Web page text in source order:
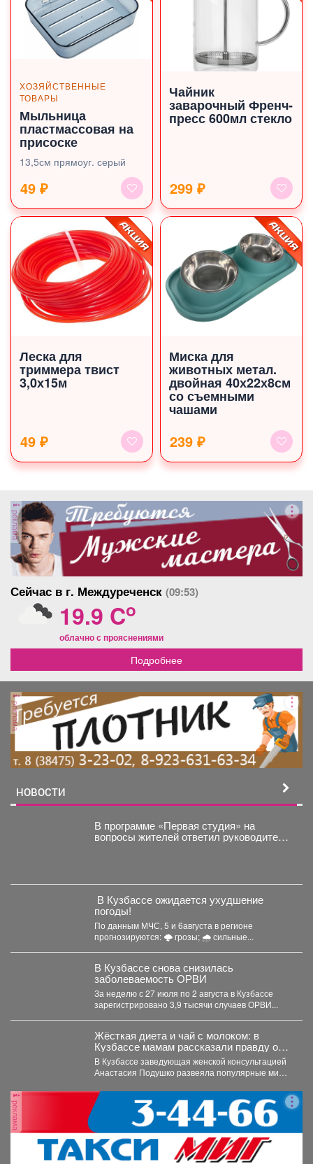
ХОЗЯЙСТВЕННЫЕ
ТОВАРЫ
Мыльница
пластмассовая на
присоске
13,5см прямоуг. серый
49 ₽
Чайник
заварочный Френч-
пресс 600мл стекло
299 ₽
Леска для
триммера твист
3,0х15м
49 ₽
Миска для
животных метал.
двойная 40х22х8см
со съемными
чашами
239 ₽
реклама
Сейчас в г. Междуреченск (09:53)
19.9 Co
облачно с прояснениями
Подробнее
реклама
НОВОСТИ
В программе «Первая студия» на
вопросы жителей ответил руководитель
️ В Кузбассе ожидается ухудшение
погоды!
По данным МЧС, 5 и 6августа в регионе
прогнозируются: 🌩 грозы; 🌧 сильные...
В Кузбассе снова снизилась
заболеваемость ОРВИ
За неделю с 27 июля по 2 августа в Кузбассе
зарегистрировано 3,9 тысячи случаев ОРВИ...
Жёсткая диета и чай с молоком: в
Кузбассе мамам рассказали правду о
грудном вскармливании
В Кузбассе заведующая женской консультацией
Анастасия Подушко развеяла популярные мифы
реклама